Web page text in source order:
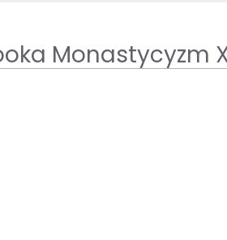
Monastycyzm